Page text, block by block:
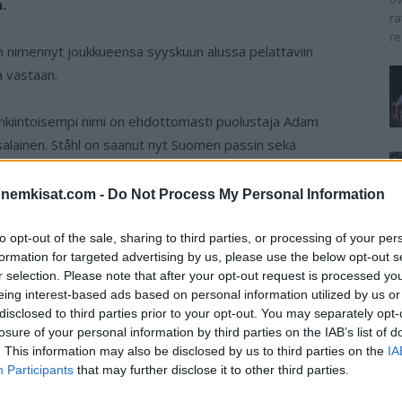
- Do Not Process My Personal Information
opt-out of the sale, sharing to third parties, or processing of your
for targeted advertising by us, please use the below opt-out
selection. Please note that after your opt-out request is processed
interest-based ads based on personal information utilized by us
to third parties prior to your opt-out. You may separately
of your personal information by third parties on the IAB’s list of
This information may also be disclosed by us to third parties on the
Participants that may further disclose it to other third parties.
joukkueensa syyskuun alussa pelattaviin
vastaan.
nimi on ehdottomasti puolustaja Adam
Ståhl on saanut nyt Suomen passin sekä
hänet heti ryhmään mukaan. Toinen ensikertalainen
Suomi kohtaa ensin Kreikan 7. syyskuuta ja Englannin
Kansojen liigassa B-tasolla. Lohkon voittaja nousee
pääsevät nousukarsintaan ja lohkoneloset
paikka MM-jatkokarsintoihin. Sinne pääsevät
eivät ole varsinaisten Euroopan MM-karsintojen